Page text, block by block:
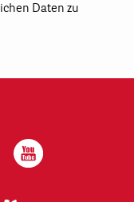
Daten zu